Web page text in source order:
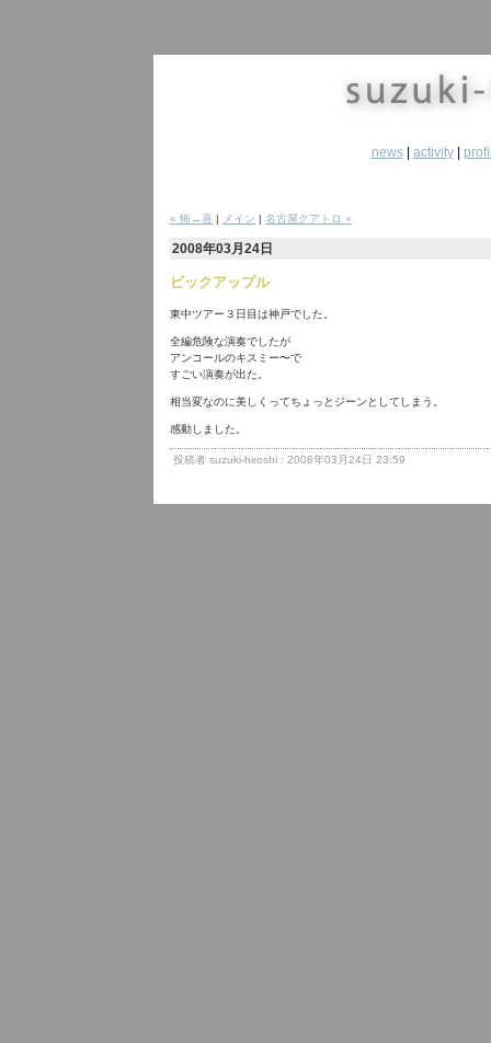
news| activity|
« 怖→喜 | メイン | 名古屋クアトロ »
2008年03月24日
ビックアップル
東中ツアー３日目は神戸でした。
全編危険な演奏でしたが
アンコールのキスミー〜で
すごい演奏が出た。
相当変なのに美しくってちょっとジーンとしてしまう。
感動しました。
投稿者 suzuki-hiroshi : 2008年03月24日 23:59